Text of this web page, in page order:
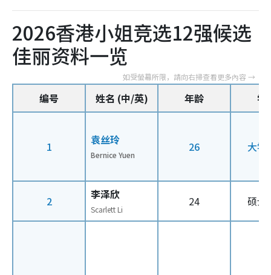
2026香港小姐竞选12强候选
佳丽资料一览
编号 姓名 (中/英) 年龄 学
1 袁丝玲
Bernice Yuen
26 大学
2 李泽欣
Scarlett Li
24 硕士